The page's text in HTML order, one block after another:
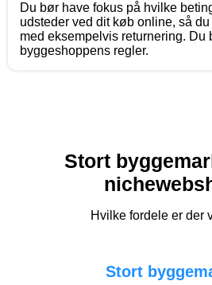
Du bør have fokus på hvilke
udsteder ved dit køb online, så
med eksempelvis returnering. Du
byggeshoppens regler.
Stort
Hvilke fordele er der
Stort